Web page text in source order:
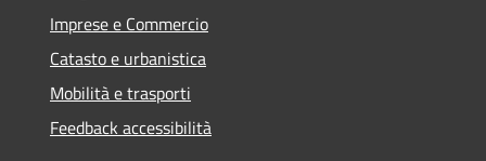
Imprese e Commercio
Catasto e urbanistica
Mobilità e trasporti
Feedback accessibilità